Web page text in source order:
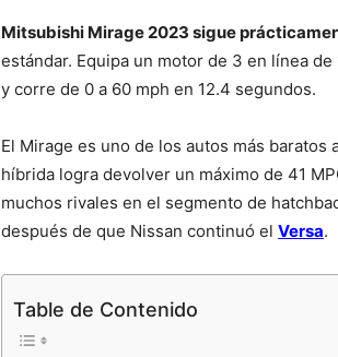
Mitsubishi Mirage 2023 sigue
estándar. Equipa un motor de 3 en línea
y corre de 0 a 60 mph en 12.4 segundos.
El Mirage es uno de los autos más
híbrida logra devolver un máximo de 41
muchos rivales en el segmento de
después de que Nissan continuó el Versa.
Table de Contenido